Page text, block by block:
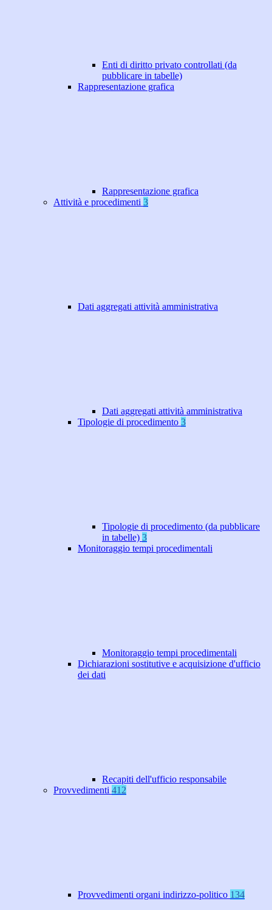
Enti di diritto privato controllati (da
pubblicare in tabelle)
Rappresentazione grafica
Rappresentazione grafica
Attività e procedimenti 3
Dati aggregati attività amministrativa
Dati aggregati attività amministrativa
Tipologie di procedimento 3
Tipologie di procedimento (da pubblicare
in tabelle) 3
Monitoraggio tempi procedimentali
Monitoraggio tempi procedimentali
Dichiarazioni sostitutive e acquisizione d'ufficio
dei dati
Recapiti dell'ufficio responsabile
Provvedimenti 412
Provvedimenti organi indirizzo-politico 134